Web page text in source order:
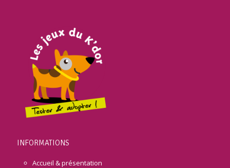
INFORMATIONS
Accueil & présentation